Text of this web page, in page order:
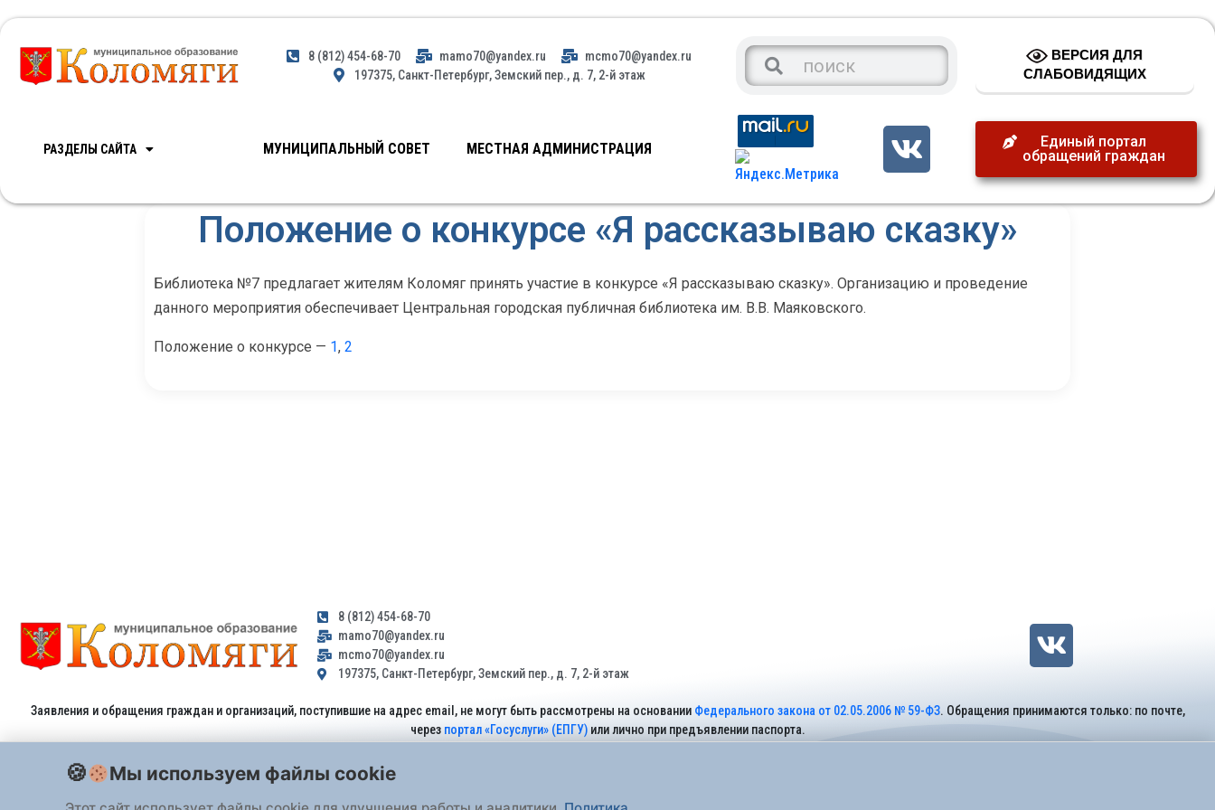
8 (812) 454-68-70 mamo70@yandex.ru
mcmo70@yandex.ru
197375, Санкт-Петербург, Земский пер., д. 7, 2-й этаж
ВЕРСИЯ ДЛЯ
СЛАБОВИДЯЩИХ
РАЗДЕЛЫ САЙТА МУНИЦИПАЛЬНЫЙ СОВЕТ МЕСТНАЯ АДМИНИСТРАЦИЯ
Единый портал
обращений граждан
Положение о конкурсе «Я рассказываю сказку»
Библиотека №7 предлагает жителям Коломяг принять участие в конкурсе «Я рассказываю сказку». Организацию и проведение
данного мероприятия обеспечивает Центральная городская публичная библиотека им. В.В. Маяковского.
Положение о конкурсе — 1, 2
8 (812) 454-68-70
mamo70@yandex.ru
mcmo70@yandex.ru
197375, Санкт-Петербург, Земский пер., д. 7, 2-й этаж
Заявления и обращения граждан и организаций, поступившие на адрес email, не могут быть рассмотрены на основании Федерального закона от 02.05.2006 № 59-ФЗ. Обращения принимаются только: по почте,
через портал «Госуслуги» (ЕПГУ)или лично при предъявлении паспорта.
Мы используем файлы cookie